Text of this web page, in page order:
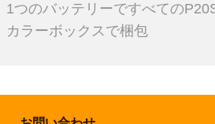
1つのバッテリーですべての
カラーボックスで梱包